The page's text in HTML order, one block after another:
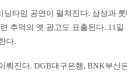
타임 공연이 펼쳐진다. 삼성과
추억의 옛 광고도 표출된다. 11일
다.
뤄진다. DGB대구은행, BNK부산